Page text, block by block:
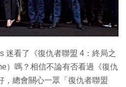
迷看了《復仇者聯盟 4：終局之
）嗎？相信不論有否看過《復仇
，總會關心一眾「復仇者聯盟